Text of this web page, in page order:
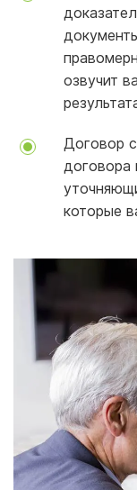
озвучит
Договор
договора
которые